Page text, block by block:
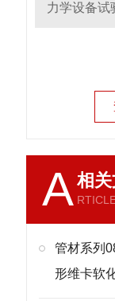
力学设备试
A相
管材系列
形维卡软